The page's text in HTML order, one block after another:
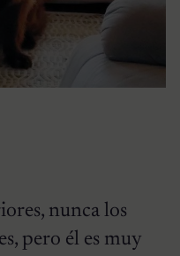
nunca los
pero él es muy